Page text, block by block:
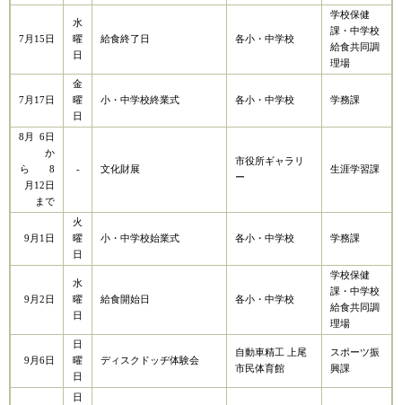
7月15日
水
曜
日
給食終了日 各小・中学校
​学校保健
課・中学校
給食共同調
理場
7月17日
金
曜
日
小・中学校終業式 各小・中学校 学務課
8月 6日
か
ら 8
月12日
まで
- 文化財展
市役所ギャラリ
ー
生涯学習課
9月1日
火
曜
日
小・中学校始業式 各小・中学校 学務課
9月2日
水
曜
日
給食開始日 各小・中学校
学校保健
課・中学校
給食共同調
理場
9月6日
日
曜
日
ディスクドッヂ体験会
自動車精工 上尾
市民体育館
スポーツ振
興課
日